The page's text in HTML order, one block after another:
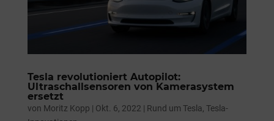
Tesla revolutioniert Autopilot:
Ultraschallsensoren von Kamerasystem
ersetzt
von Moritz Kopp | Okt. 6, 2022 | Rund um Tesla Tesla-